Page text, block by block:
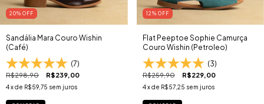
20% OFF
Sandália Mara Couro Wishin
(Café)
(7)
R$298,90 R$239,00
4x de R$59,75 sem juros
12 % OFF
Flat Peeptoe Sophie Camurça
Couro Wishin (Petroleo)
(3)
R$259,90 R$229,00
4 x de R$57,25 sem juros